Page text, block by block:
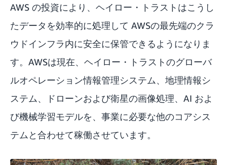
AWS の投資により、ヘイロー・トラストはこうし
たデータを効率的に処理して AWSの最先端のクラ
ウドインフラ内に安全に保管できるようになりま
す。AWSは現在、ヘイロー・トラストのグローバ
ルオペレーション情報管理システム、地理情報シ
ステム、ドローンおよび衛星の画像処理、AI およ
び機械学習モデルを、事業に必要な他のコアシス
テムと合わせて稼働させています。